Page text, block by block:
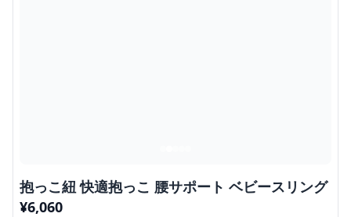
抱っこ紐 快適抱っこ 腰サポート ベビースリング
¥6,060